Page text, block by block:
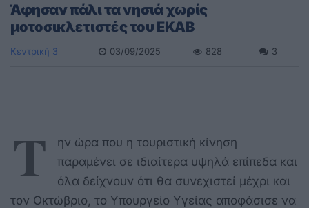
Άφησαν πάλι τα νησιά χωρίς
μοτοσικλετιστές του ΕΚΑΒ
Κεντρική 3 03/09/2025 828 3
Τ
ην ώρα που η τουριστική κίνηση
παραμένει σε ιδιαίτερα υψηλά επίπεδα και
όλα δείχνουν ότι θα συνεχιστεί μέχρι και
τον Οκτώβριο, το Υπουργείο Υγείας αποφάσισε να